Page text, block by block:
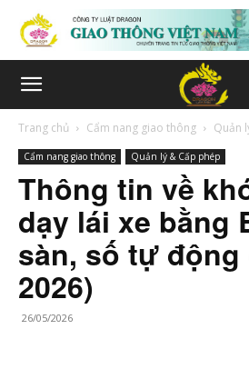
Trang chủ Cẩm nang giao thông Quản
Cẩm nang giao thông Quản lý & Cấp phép
Thông tin về
dạy lái xe bằng
sàn, số tự động
2026)
26/05/2026